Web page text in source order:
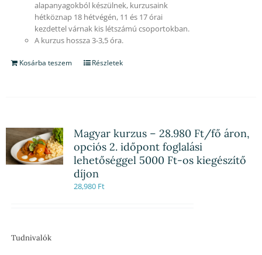
alapanyagokból készülnek, kurzusaink
hétköznap 18 hétvégén, 11 és 17 órai
kezdettel várnak kis létszámú csoportokban.
A kurzus hossza 3-3,5 óra.
Kosárba teszem Részletek
Magyar kurzus – 28.980 Ft/fő áron,
opciós 2. időpont foglalási
lehetőséggel 5000 Ft-os kiegészítő
díjon
28,980 Ft
Tudnivalók